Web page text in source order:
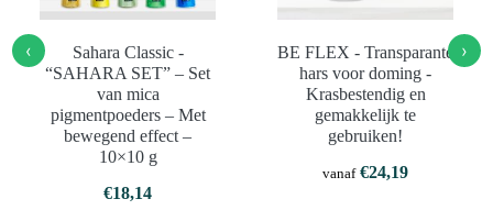
Sahara Classic -
“SAHARA SET” – Set
van mica
pigmentpoeders – Met
bewegend effect –
10×10 g
€18,14
BE FLEX - Transparante
hars voor doming -
Krasbestendig en
gemakkelijk te
gebruiken!
vanaf €24,19
‹ ›